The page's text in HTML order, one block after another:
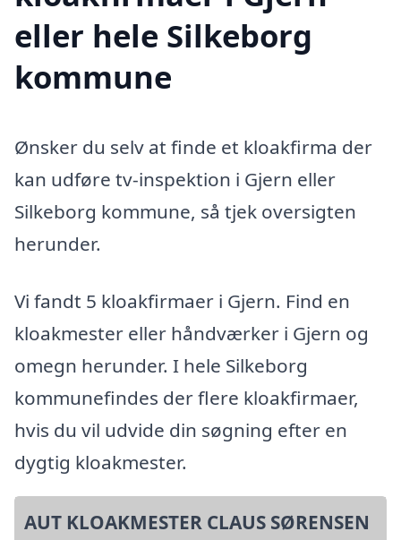
eller hele Silkeborg
kommune
Ønsker du selv at finde et kloakfirma der
kan udføre tv-inspektion i Gjern eller
Silkeborg kommune, så tjek oversigten
herunder.
Vi fandt 5 kloakfirmaer i Gjern. Find en
kloakmester eller håndværker i Gjern og
omegn herunder. I hele Silkeborg
kommunefindes der flere kloakfirmaer,
hvis du vil udvide din søgning efter en
dygtig kloakmester.
AUT KLOAKMESTER CLAUS SØRENSEN